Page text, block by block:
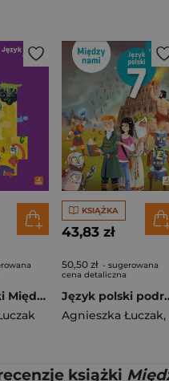
Język polski Między nami podręcznik dla klasy 4 szkoły podstawowej EDYCJA 2026
KSIĄŻKA
43,83 zł
50,50 zł - sugerowana
cena detaliczna
Język polski
Agnieszka Łuczak,
książki